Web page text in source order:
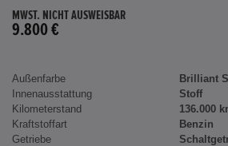
MWST. NICHT AUSWEISBAR
9.800 €
Außenfarbe
Brilliant
Innenausstattung
Stoff
Kilometerstand
136.000
Kraftstoffart
Benzin
Getriebe